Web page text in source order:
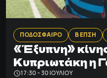
ΠΟΔΟΣΦΑΙΡΟ Β ΕΠΣΗ
«Έξυπνη»
Κυπριωτάκη η
17:30 - 30 ΙΟΥΛΊΟΥ